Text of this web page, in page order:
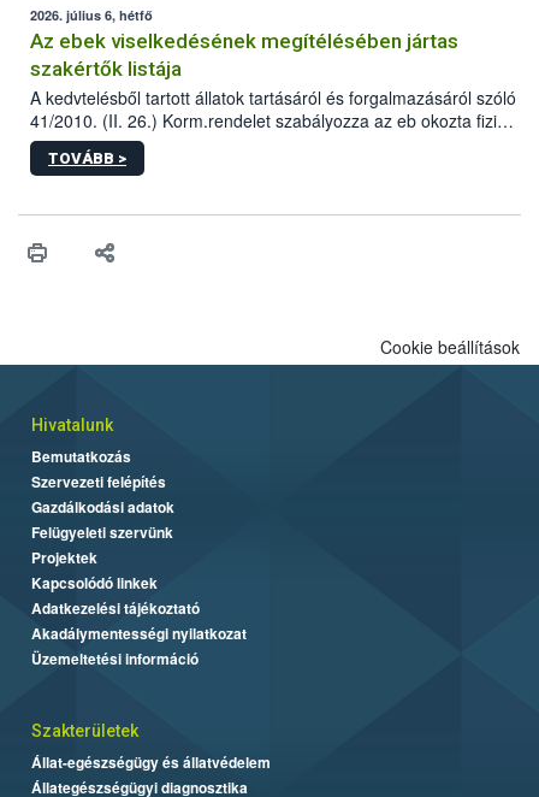
2026. július 6, hétfő
Az ebek viselkedésének megítélésében jártas
szakértők listája
A kedvtelésből tartott állatok tartásáról és forgalmazásáról szóló
41/2010. (II. 26.) Korm.rendelet szabályozza az eb okozta fizikai
sérülés, illetve ennek veszélye keletkezésekor felmerülő
hatósági feladatokat, valamint a veszélyes eb tartását és annak
vonni az ebek viselkedésének megítélésében jártas szakértőt.
TOVÁBB >
Cookie beállítások
Hivatalunk
Bemutatkozás
Szervezeti felépítés
Gazdálkodási adatok
Felügyeleti szervünk
Projektek
Kapcsolódó linkek
Adatkezelési tájékoztató
Akadálymentességi nyilatkozat
Üzemeltetési információ
Szakterületek
Állat-egészségügy és állatvédelem
Állategészségügyi diagnosztika